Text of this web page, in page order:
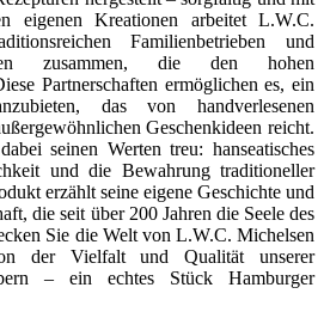
eigenen Kreationen arbeitet L.W.C.
Familienbetrieben und
zusammen, die den hohen
Partnerschaften ermöglichen es, ein
das von handverlesenen
Geschenkideen reicht.
seinen Werten treu: hanseatisches
und die Bewahrung traditioneller
erzählt seine eigene Geschichte und
die seit über 200 Jahren die Seele des
Sie die Welt von L.W.C. Michelsen
der Vielfalt und Qualität unserer
– ein echtes Stück Hamburger